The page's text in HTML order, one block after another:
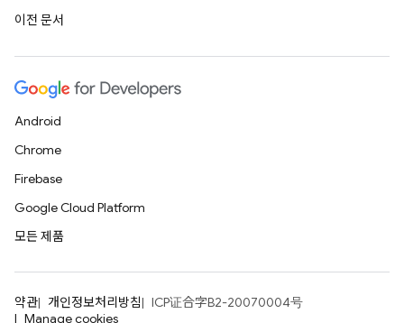
이전 문서
Android
Chrome
Firebase
Google Cloud Platform
모든 제품
약관 개인정보처리방침
ICP证合字B2-20070004号
Manage cookies